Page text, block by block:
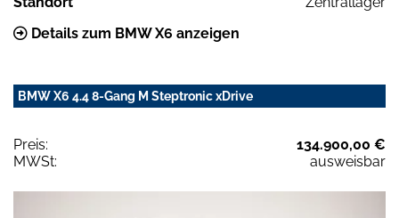
Details zum BMW X6 anzeigen
BMW X6 4.4 8-Gang M Steptronic xDrive
Preis:
134.900,00 €
MWSt:
ausweisbar